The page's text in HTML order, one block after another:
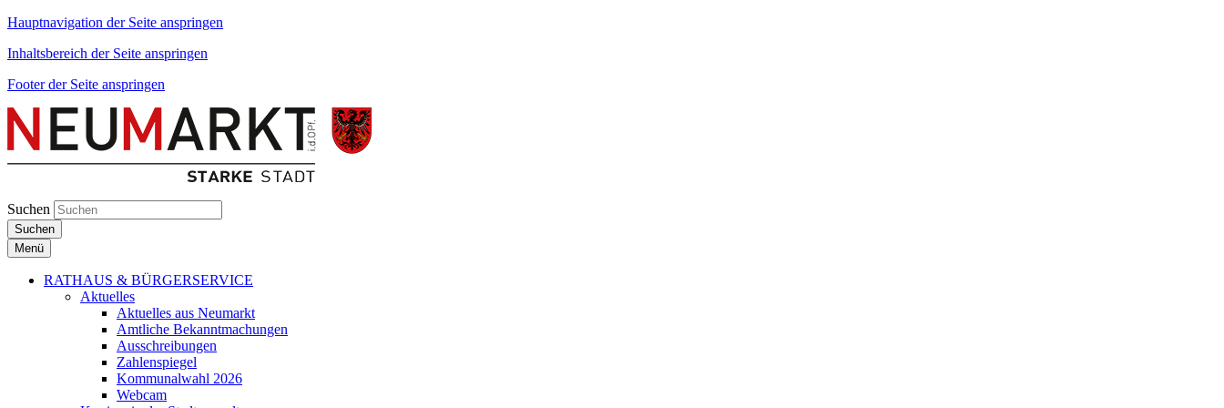
Hauptnavigation der Seite anspringen
Inhaltsbereich der Seite anspringen
Footer der Seite anspringen
Suchen
Suchen
Menü
RATHAUS & BÜRGERSERVICE
Aktuelles
Aktuelles aus Neumarkt
Amtliche Bekanntmachungen
Ausschreibungen
Zahlenspiegel
Kommunalwahl 2026
Webcam